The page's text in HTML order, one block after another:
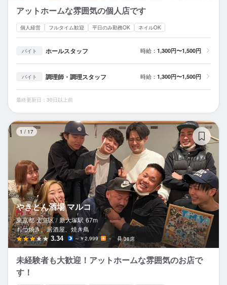
アットホームな雰囲気の個人店です
個人経営 フルタイム歓迎 平日のみ勤務OK ネイルOK
バイト ホールスタッフ 時給： 1,300円〜1,500円
バイト 調理師・調理スタッフ 時給： 1,300円〜1,500円
最終更新日：30日以上前
1 / 17
やきとん酒場 マルコ
東京都 文京区 / 新大塚駅 67m
もつ焼き、居酒屋、焼き鳥
3.34 ～￥2,999 － 38席
未経験者も大歓迎！アットホームな雰囲気のお店で
す！